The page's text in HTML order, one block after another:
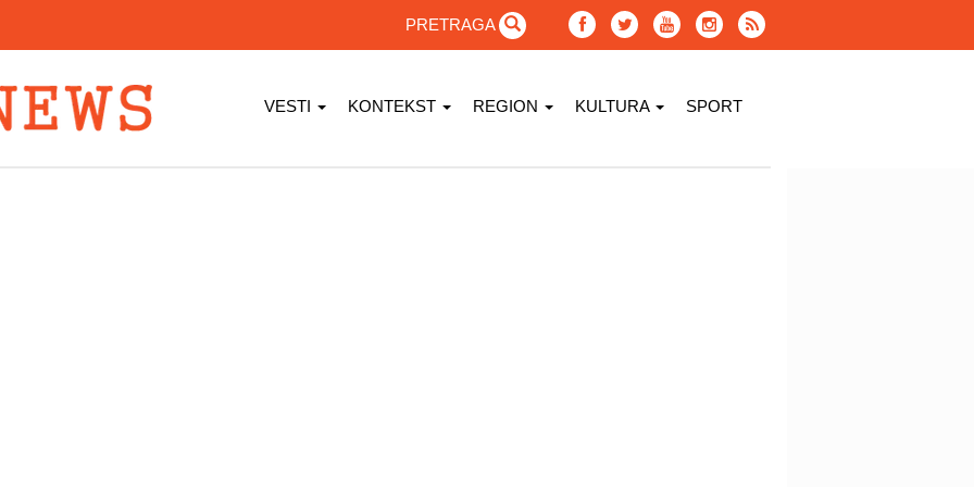
PRETRAGA
VESTI KONTEKST REGION KULTURA SPORT